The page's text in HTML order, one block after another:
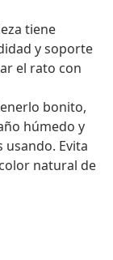
tiene
y soporte
el rato con
bonito,
húmedo y
usando. Evita
natural de